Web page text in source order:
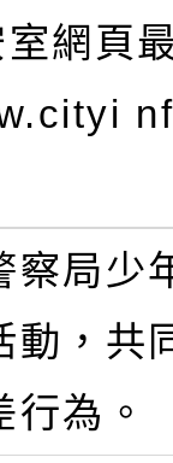
網頁
察局少
動，共
為。